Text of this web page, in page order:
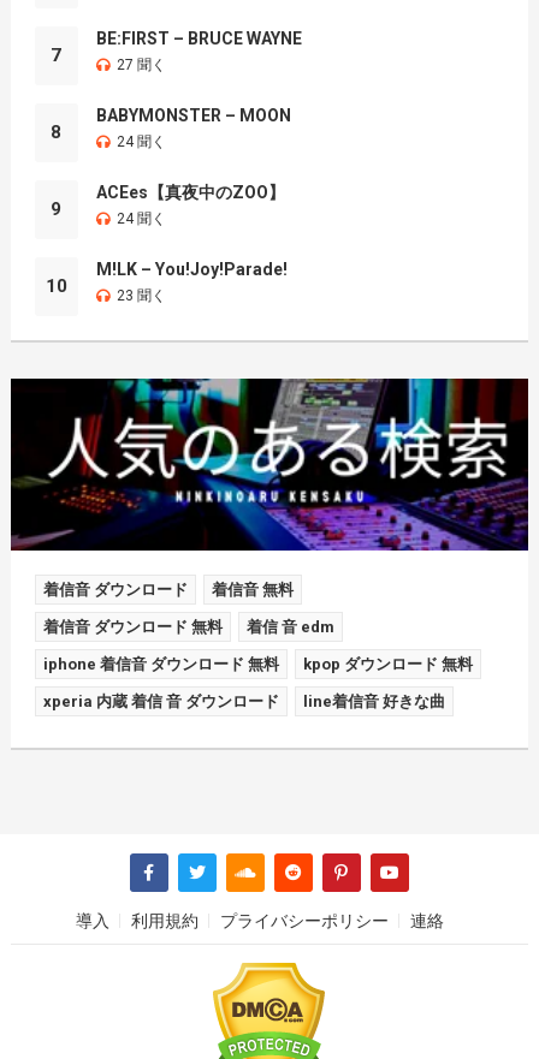
7
BE:FIRST – BRUCE WAYNE
27 聞く
8
BABYMONSTER – MOON
24 聞く
9
ACEes【真夜中のZOO】
24 聞く
10
M!LK – You!Joy!Parade!
23 聞く
着信音 ダウンロード 着信音 無料
着信音 ダウンロード 無料 着信 音 edm
iphone 着信音 ダウンロード 無料 kpop ダウンロード 無料
xperia 内蔵 着信 音 ダウンロード line着信音 好きな曲
導入 利用規約 プライバシーポリシー 連絡